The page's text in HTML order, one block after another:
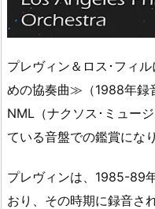
プレヴィン＆ロス･フィ
めの協奏曲≫（1988年録
NML（ナクソス･ミュー
ている音盤での鑑賞にな
プレヴィンは、1985-89
おり、その時期に録音さ